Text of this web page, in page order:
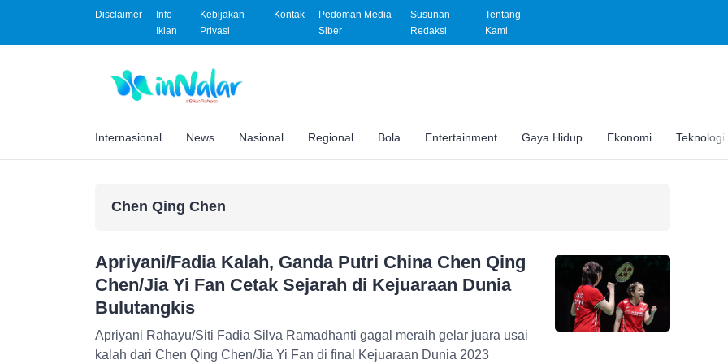
Disclaimer
Info
Iklan
Kebijakan
Privasi
Kontak
Pedoman Media
Siber
Susunan
Redaksi
Tentang
Kami
Internasional News Nasional Regional Bola Entertainment Gaya Hidup Ekonomi Teknologi
Chen Qing Chen
Apriyani/Fadia Kalah, Ganda Putri China Chen Qing
Chen/Jia Yi Fan Cetak Sejarah di Kejuaraan Dunia
Bulutangkis
Apriyani Rahayu/Siti Fadia Silva Ramadhanti gagal meraih gelar juara usai
kalah dari Chen Qing Chen/Jia Yi Fan di final Kejuaraan Dunia 2023